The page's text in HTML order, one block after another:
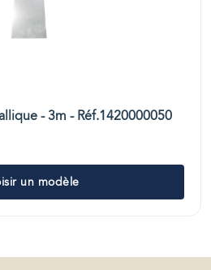
- 3m - Réf.1420000050
un modèle